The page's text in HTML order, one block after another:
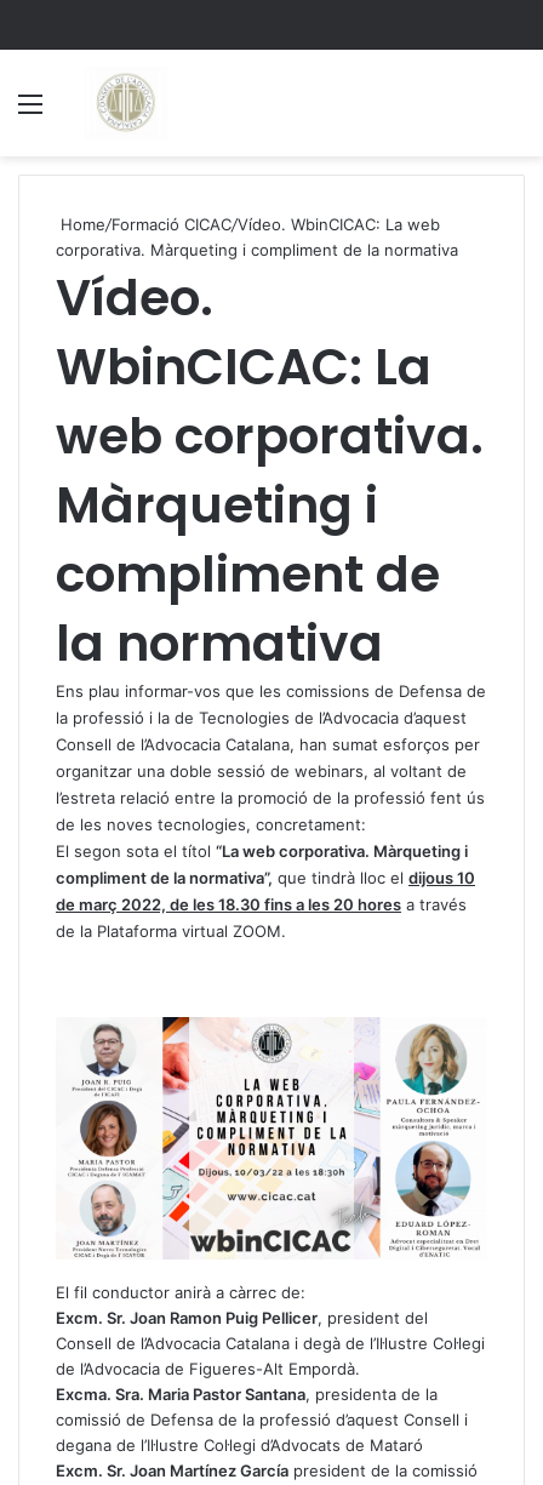
Home/Formació CICAC/Vídeo. WbinCICAC: La web
corporativa. Màrqueting i compliment de la normativa
Vídeo.
WbinCICAC: La
web corporativa.
Màrqueting i
compliment de
la normativa
Ens plau informar-vos que les comissions de Defensa de
la professió i la de Tecnologies de l’Advocacia d’aquest
Consell de l’Advocacia Catalana, han sumat esforços per
organitzar una doble sessió de webinars, al voltant de
l’estreta relació entre la promoció de la professió fent ús
de les noves tecnologies, concretament:
El segon sota el títol “La web corporativa. Màrqueting i
compliment de la normativa”, que tindrà lloc el dijous 10
de març 2022, de les 18.30 fins a les 20 hores a través
de la Plataforma virtual ZOOM.
El fil conductor anirà a càrrec de:
Excm. Sr. Joan Ramon Puig Pellicer, president del
Consell de l’Advocacia Catalana i degà de l’Il·lustre Col·legi
de l’Advocacia de Figueres-Alt Empordà.
Excma. Sra. Maria Pastor Santana, presidenta de la
comissió de Defensa de la professió d’aquest Consell i
degana de l’Il·lustre Col·legi d’Advocats de Mataró
Excm. Sr. Joan Martínez García president de la comissió